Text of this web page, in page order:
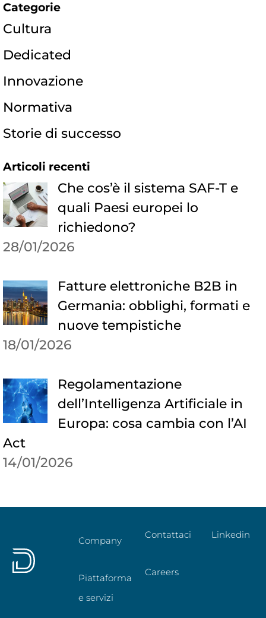
Categorie
Cultura
Dedicated
Innovazione
Normativa
Storie di successo
Articoli recenti
Che cos’è il sistema SAF-T e
quali Paesi europei lo
richiedono?
28/01/2026
Fatture elettroniche B2B in
Germania: obblighi, formati e
nuove tempistiche
18/01/2026
Regolamentazione
dell’Intelligenza Artificiale in
Europa: cosa cambia con l’AI
Act
14/01/2026
Company
Piattaforma
e servizi
Contattaci
Careers
Linkedin